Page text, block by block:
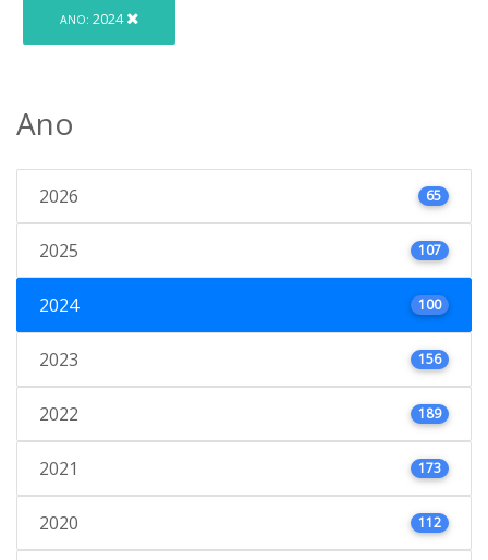
ANO: 2024
Ano
2026 65
2025 107
2024 100
2023 156
2022 189
2021 173
2020 112